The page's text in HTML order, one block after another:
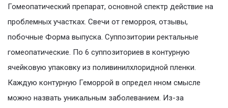
Гомеопатический препарат, основной спектр действие на
проблемных участках. Свечи от геморроя, отзывы,
побочные Форма выпуска. Суппозитории ректальные
гомеопатические. По 6 суппозиториев в контурную
ячейковую упаковку из поливинилхлоридной пленки.
Каждую контурную Геморрой в определ нном смысле
можно назвать уникальным заболеванием. Из-за